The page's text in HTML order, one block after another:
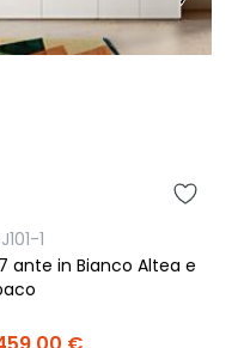
1
ante in Bianco Altea e